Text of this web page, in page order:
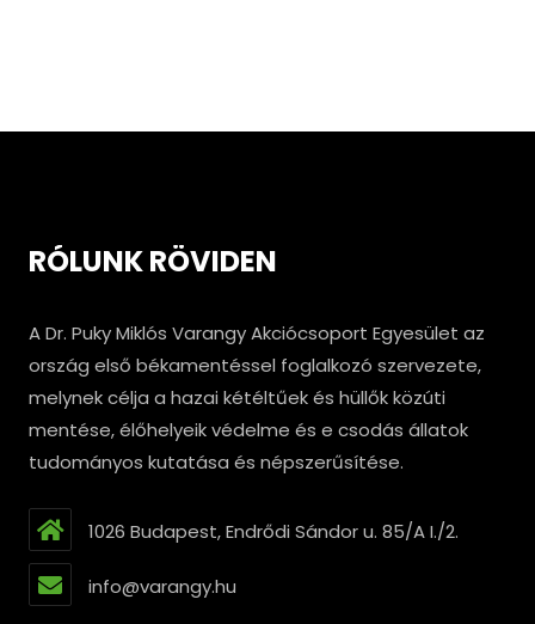
RÓLUNK RÖVIDEN
A Dr. Puky Miklós Varangy Akciócsoport Egyesület az
ország első békamentéssel foglalkozó szervezete,
melynek célja a hazai kétéltűek és hüllők közúti
mentése, élőhelyeik védelme és e csodás állatok
tudományos kutatása és népszerűsítése.
1026 Budapest, Endrődi Sándor u. 85/A I./2.
info@varangy.hu